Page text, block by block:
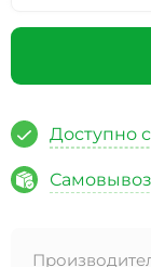
Доступно
Защита от